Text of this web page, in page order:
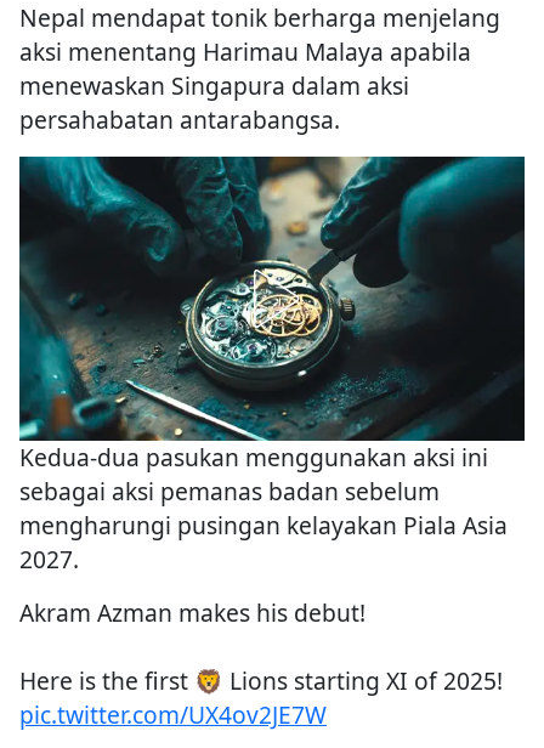
Nepal mendapat tonik berharga menjelang
aksi menentang Harimau Malaya apabila
menewaskan Singapura dalam aksi
persahabatan antarabangsa.
Kedua-dua pasukan menggunakan aksi ini
sebagai aksi pemanas badan sebelum
mengharungi pusingan kelayakan Piala Asia
2027.
Akram Azman makes his debut!
Here is the first 🦁 Lions starting XI of 2025!
pic.twitter.com/UX4ov2JE7W